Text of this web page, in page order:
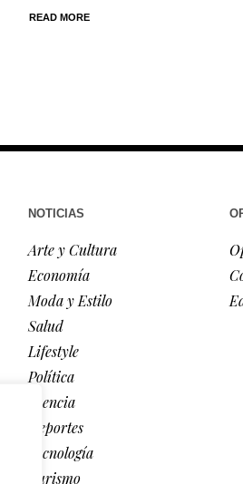
READ MORE
NOTICIAS
Arte y Cultura
Economía
Moda y Estilo
Salud
Lifestyle
Política
Ciencia
Deportes
Tecnología
Turismo